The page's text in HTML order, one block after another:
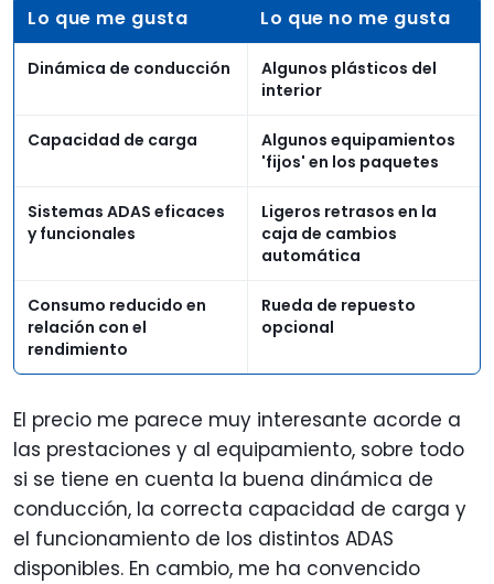
Lo que me gusta Lo que no me gusta
Dinámica de conducción
Algunos plásticos del
interior
Capacidad de carga
Algunos equipamientos
'fijos' en los paquetes
Sistemas ADAS eficaces
y funcionales
Ligeros retrasos en la
caja de cambios
automática
Consumo reducido en
relación con el
rendimiento
Rueda de repuesto
opcional
El precio me parece muy interesante acorde a
las prestaciones y al equipamiento, sobre todo
si se tiene en cuenta la buena dinámica de
conducción, la correcta capacidad de carga y
el funcionamiento de los distintos ADAS
disponibles. En cambio, me ha convencido